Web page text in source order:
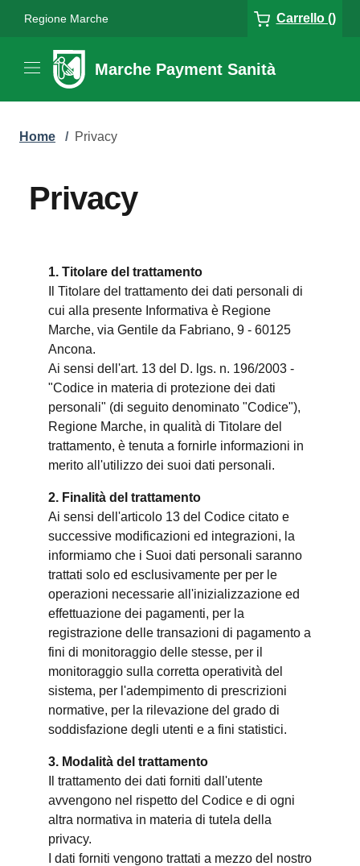
Regione Marche Carrello ()
Marche Payment Sanità
Home / Privacy
Privacy
1. Titolare del trattamento
Il Titolare del trattamento dei dati personali di
cui alla presente Informativa è Regione
Marche, via Gentile da Fabriano, 9 - 60125
Ancona.
Ai sensi dell'art. 13 del D. lgs. n. 196/2003 -
"Codice in materia di protezione dei dati
personali" (di seguito denominato "Codice"),
Regione Marche, in qualità di Titolare del
trattamento, è tenuta a fornirle informazioni in
merito all'utilizzo dei suoi dati personali.
2. Finalità del trattamento
Ai sensi dell'articolo 13 del Codice citato e
successive modificazioni ed integrazioni, la
informiamo che i Suoi dati personali saranno
trattati solo ed esclusivamente per per le
operazioni necessarie all'inizializzazione ed
effettuazione dei pagamenti, per la
registrazione delle transazioni di pagamento a
fini di monitoraggio delle stesse, per il
monitoraggio sulla corretta operatività del
sistema, per l'adempimento di prescrizioni
normative, per la rilevazione del grado di
soddisfazione degli utenti e a fini statistici.
3. Modalità del trattamento
Il trattamento dei dati forniti dall'utente
avvengono nel rispetto del Codice e di ogni
altra normativa in materia di tutela della
privacy.
I dati forniti vengono trattati a mezzo del nostro